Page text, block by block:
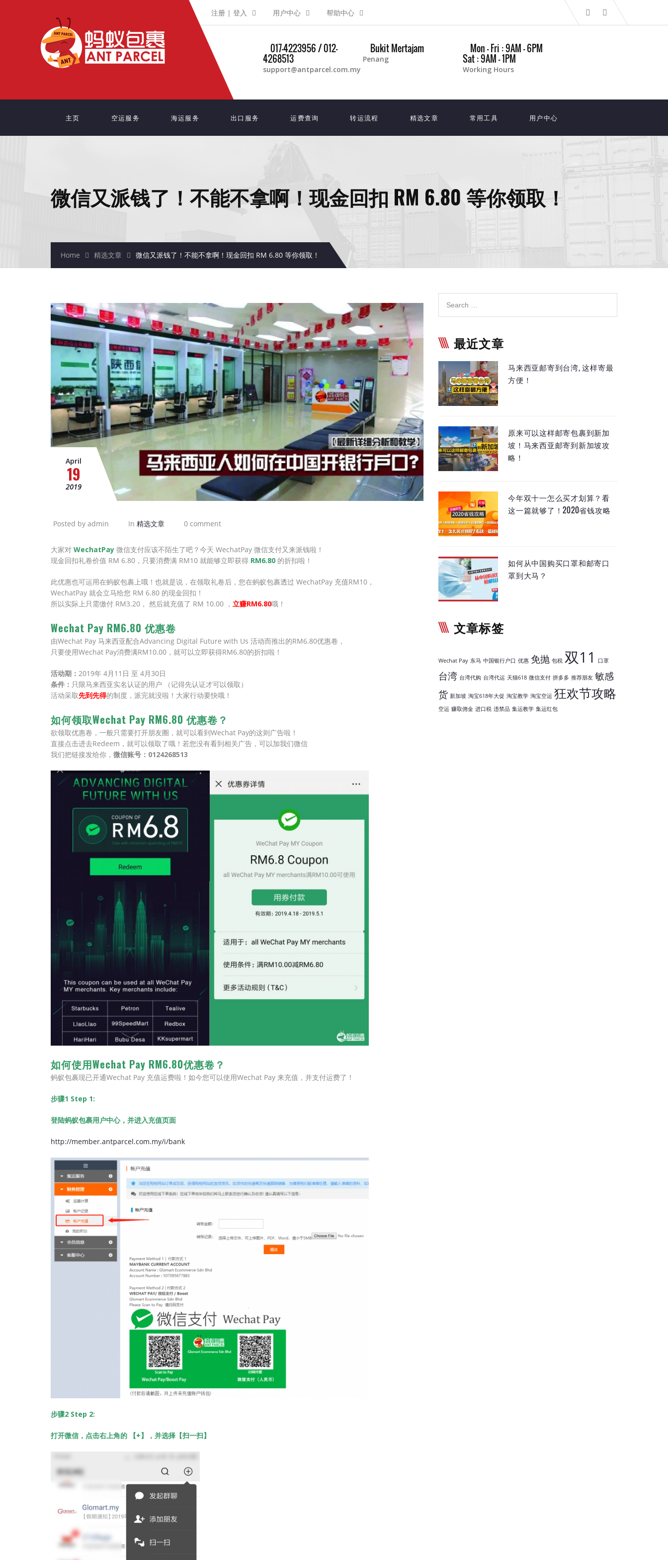
注册 | 登入 用户中心 帮助中心
017-4223956 / 012-
4268513
support@antparcel.com.my
Bukit Mertajam
Penang
Mon - Fri : 9AM - 6PM
Sat : 9AM - 1PM
Working Hours
主页 空运服务 海运服务 出口服务 运费查询 转运流程 精选文章 常用工具 用户中心
微信又派钱了！不能不拿啊！现金回扣 RM 6.80 等你领取！
Home 精选文章 微信又派钱了！不能不拿啊！现金回扣 RM 6.80 等你领取！
April
19
2019
Posted by admin In 精选文章 0 comment
大家对 WechatPay 微信支付应该不陌生了吧？今天 WechatPay 微信支付又来派钱啦！
现金回扣礼卷价值 RM 6.80，只要消费满 RM10 就能够立即获得 RM6.80 的折扣啦！
此优惠也可运用在蚂蚁包裹上哦！也就是说，在领取礼卷后，您在蚂蚁包裹透过 WechatPay 充值RM10，
WechatPay 就会立马给您 RM 6.80 的现金回扣！
所以实际上只需缴付 RM3.20， 然后就充值了 RM 10.00 ， 立赚RM6.80哦！
Wechat Pay RM6.80 优惠卷
由Wechat Pay 马来西亚配合Advancing Digital Future with Us 活动而推出的RM6.80优惠卷，
只要使用Wechat Pay消费满RM10.00，就可以立即获得RM6.80的折扣啦！
活动期： 2019年 4月11日 至 4月30日
条件： 只限马来西亚实名认证的用户 （记得先认证才可以领取）
活动采取先到先得的制度，派完就没啦！大家行动要快哦！
如何领取Wechat Pay RM6.80 优惠卷？
欲领取优惠卷，一般只需要打开朋友圈，就可以看到Wechat Pay的这则广告啦！
直接点击进去Redeem，就可以领取了哦！若您没有看到相关广告，可以加我们微信
我们把链接发给你， 微信账号：0124268513
如何使用Wechat Pay RM6.80优惠卷？
蚂蚁包裹现已开通Wechat Pay 充值运费啦！如今您可以使用Wechat Pay 来充值，并支付运费了！
步骤1 Step 1:
登陆蚂蚁包裹用户中心，并进入充值页面
http://member.antparcel.com.my/i/bank
步骤2 Step 2:
打开微信，点击右上角的 【+】，并选择【扫一扫】
最近文章
马来西亚邮寄到台湾, 这样寄最
方便！
原来可以这样邮寄包裹到新加
坡！马来西亚邮寄到新加坡攻
略！
今年双十一怎么买才划算？看
这一篇就够了！2020省钱攻略
如何从中国购买口罩和邮寄口
罩到大马？
文章标签
Wechat Pay 东马 中国银行户口 优惠 免抛 包税 双11 口罩
台湾 台湾代购 台湾代运 天猫618 微信支付 拼多多 推荐朋友 敏感
货 新加坡 淘宝618年大促 淘宝教学 淘宝空运 狂欢节攻略
空运 赚取佣金 进口税 违禁品 集运教学 集运红包